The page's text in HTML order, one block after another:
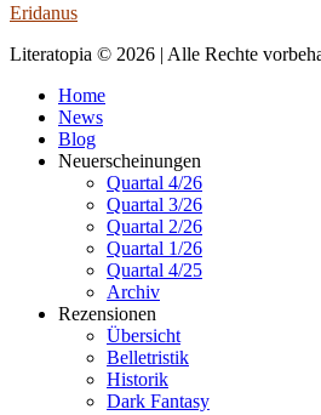
Eridanus
Literatopia © 2026 | Alle Rechte
Home
News
Blog
Neuerscheinungen
Quartal 4/26
Quartal 3/26
Quartal 2/26
Quartal 1/26
Quartal 4/25
Archiv
Rezensionen
Übersicht
Belletristik
Historik
Dark Fantasy